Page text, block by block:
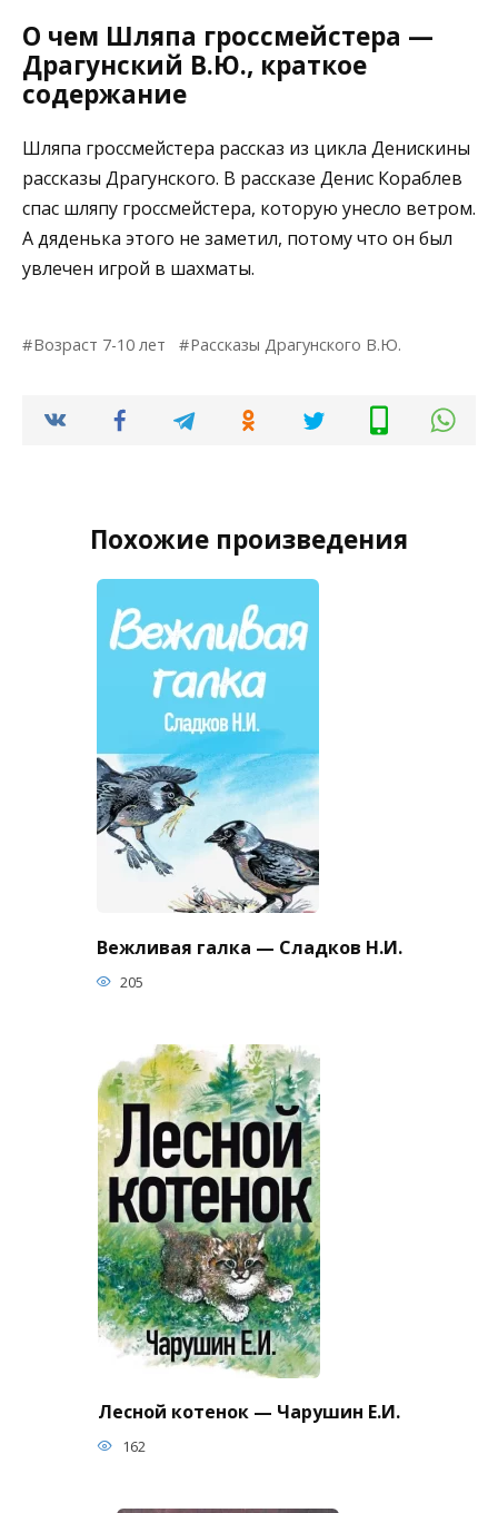
О чем Шляпа гроссмейстера —
Драгунский В.Ю., краткое
содержание
Шляпа гроссмейстера рассказ из цикла Денискины
рассказы Драгунского. В рассказе Денис Кораблев
спас шляпу гроссмейстера, которую унесло ветром.
А дяденька этого не заметил, потому что он был
увлечен игрой в шахматы.
Возраст 7-10 лет Рассказы Драгунского В.Ю.
Похожие произведения
Вежливая галка — Сладков Н.И.
205
Лесной котенок — Чарушин Е.И.
162